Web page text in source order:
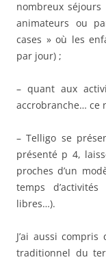
nombreux
animateurs ou
cases » où les
par jour) ;
– quant aux
accrobranche… ce
– Telligo se
présenté p 4,
proches d’un
temps
libres…).
J’ai aussi
traditionnel du